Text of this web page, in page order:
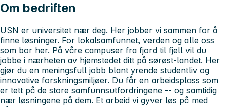
Om bedriften
USN er universitet nær deg. Her jobber vi sammen for å
finne løsninger. For lokalsamfunnet, verden og alle oss
som bor her. På våre campuser fra fjord til fjell vil du
jobbe i nærheten av hjemstedet ditt på sørøst-landet. Her
gjør du en meningsfull jobb blant yrende studentliv og
innovative forskningsmiljøer. Du får en arbeidsplass som
er tett på de store samfunnsutfordringene -- og samtidig
nær løsningene på dem. Et arbeid vi gyver løs på med